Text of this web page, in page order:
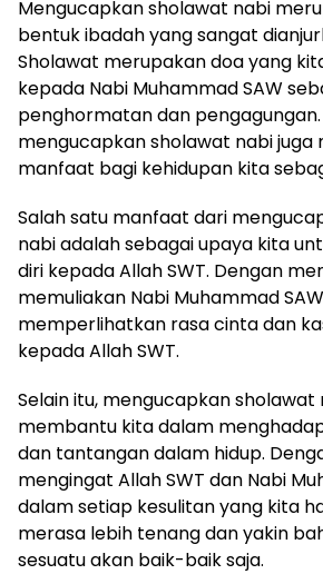
Mengucapkan sholawat nabi
bentuk ibadah yang sangat
Sholawat merupakan doa yang
kepada Nabi Muhammad SAW
penghormatan dan pengagungan.
mengucapkan sholawat nabi juga
manfaat bagi kehidupan kita
Salah satu manfaat dari
nabi adalah sebagai upaya kita
diri kepada Allah SWT. Dengan
memuliakan Nabi Muhammad
memperlihatkan rasa cinta dan
kepada Allah SWT.
Selain itu, mengucapkan sholawat
membantu kita dalam
dan tantangan dalam hidup.
mengingat Allah SWT dan Nabi
dalam setiap kesulitan yang kita
merasa lebih tenang dan yakin
sesuatu akan baik-baik saja.